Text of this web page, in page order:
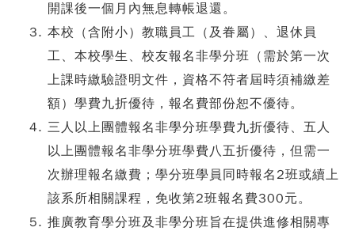
開課後一個月內無息轉帳退還。
本校（含附小）教職員工（及眷屬）、退休員
工、本校學生、校友報名非學分班（需於第一次
上課時繳驗證明文件，資格不符者屆時須補繳差
額）學費九折優待，報名費部份恕不優待。
三人以上團體報名非學分班學費九折優待、五人
以上團體報名非學分班學費八五折優待，但需一
次辦理報名繳費；學分班學員同時報名2班或續上
該系所相關課程，免收第2班報名費300元。
推廣教育學分班及非學分班旨在提供進修相關專